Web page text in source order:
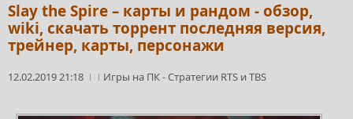
Slay the Spire – карты и рандом - обзор,
wiki, скачать торрент последняя версия,
трейнер, карты, персонажи
12.02.2019 21:18 Игры на ПК-Стратегии RTS и TBS